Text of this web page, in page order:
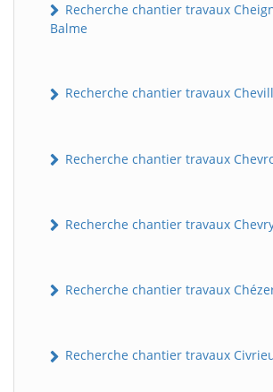
Recherche chantier travaux
Balme
Recherche chantier travaux
Recherche chantier travaux
Recherche chantier travaux
Recherche chantier travaux
Recherche chantier travaux
Assistant en ligne